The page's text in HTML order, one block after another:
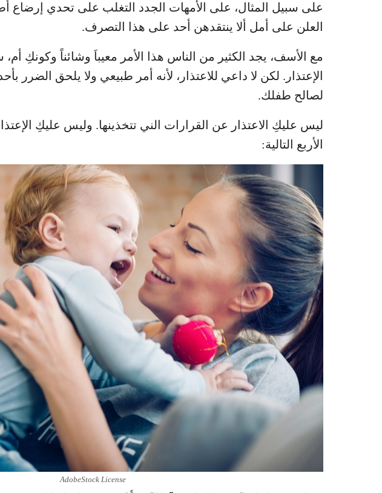
على سبيل المثال، على الأمهات الجدد التغلب على تحدي إرضاع
العلن على أمل ألا ينتقدهن أحد على هذا التصرف.
مع الأسف، يجد الكثير من الناس هذا الأمر معيباَ وشائناً وكونكِ
الإعتذار. لكن لا داعي للاعتذار، لأنه أمر طبيعي ولا يلحق الضرر
لصالح طفلك.
ليس عليكِ الاعتذار عن القرارات الني تتخذينها. وليس عليكِ
الأربع التالية:
AdobeStock License